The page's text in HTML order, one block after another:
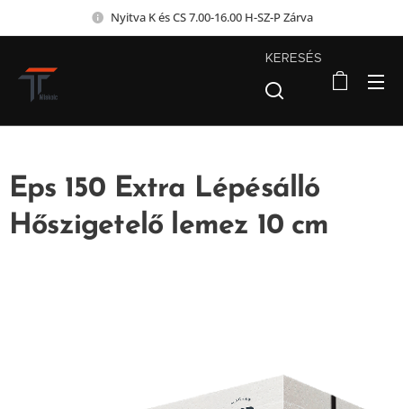
Nyitva K és CS 7.00-16.00 H-SZ-P Zárva
KERESÉS
Eps 150 Extra Lépésálló
Hőszigetelő lemez 10 cm